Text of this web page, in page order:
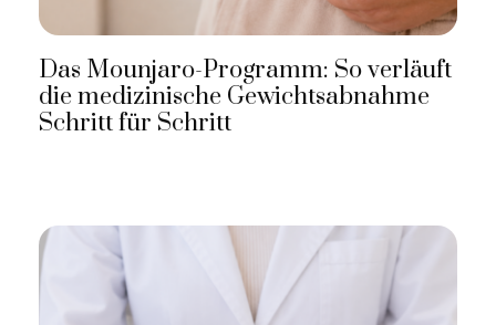
Das Mounjaro-Programm: So verläuft
die medizinische Gewichtsabnahme
Schritt für Schritt